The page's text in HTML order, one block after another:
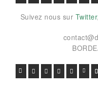
Suivez nous sur Twitter,
FACEBOOK
TWITTERGOOGLE+PINTEREST
VIADEO